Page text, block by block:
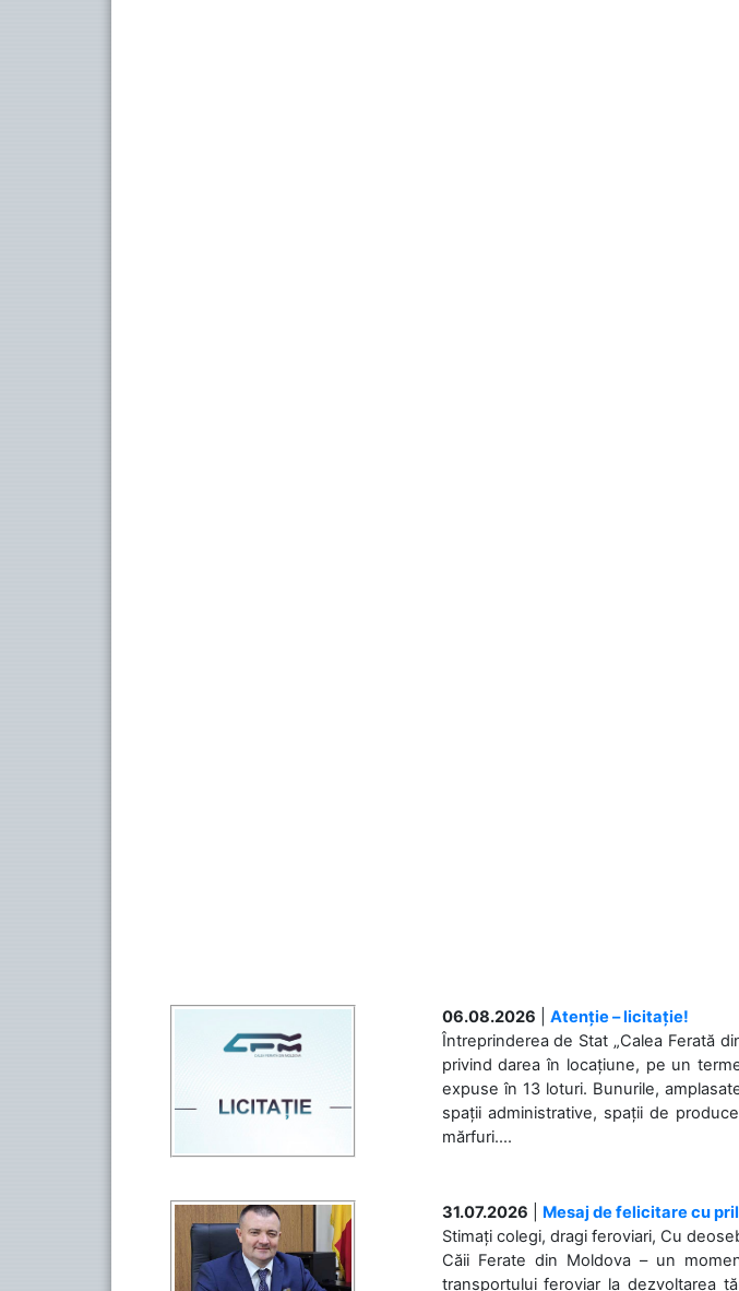
06.08.2026
Atenție – licitație!
Întreprinderea de Stat „Calea Ferată
privind darea în locațiune, pe un
expuse în 13 loturi. Bunurile,
spații administrative, spații de
mărfuri....
31.07.2026
Mesaj de felicitare cu
Stimați colegi, dragi feroviari, Cu
Căii Ferate din Moldova – un
transportului feroviar la dezvoltarea